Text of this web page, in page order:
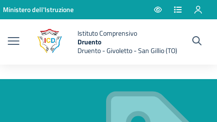
Vai ai contenuti
Vai al menu di navigazione
Vai al footer
Ministero dell'Istruzione
Istituto Comprensivo
Druento
Druento - Givoletto - San Gillio (TO)